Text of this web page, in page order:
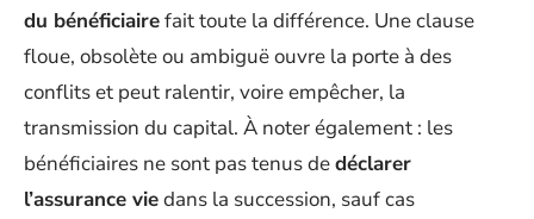
du bénéficiairefait toute la différence. Une clause
floue, obsolète ou ambiguë ouvre la porte à des
conflits et peut ralentir, voire empêcher, la
transmission du capital. À noter également : les
bénéficiaires ne sont pas tenus dedéclarer
l’assurance viedans la succession, sauf cas